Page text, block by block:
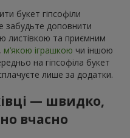
букет гіпсофіли
забудьте доповнити
листівкою та приємним
, м’якою іграшкою чи іншою
на гіпсофіла букет
лише за додатки.
— швидко,
вчасно